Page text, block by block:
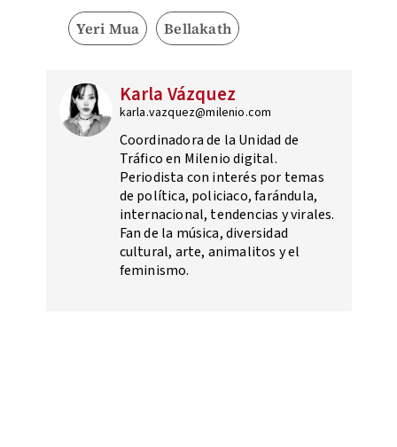
Yeri Mua Bellakath
Karla Vázquez
karla.vazquez@milenio.com
Coordinadora de la Unidad de
Tráfico en Milenio digital.
Periodista con interés por temas
de política, policiaco, farándula,
internacional, tendencias y virales.
Fan de la música, diversidad
cultural, arte, animalitos y el
feminismo.